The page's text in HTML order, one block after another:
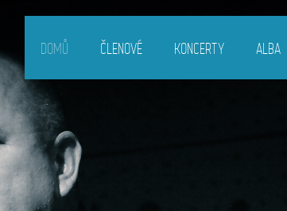
DOMŮ ČLENOVÉ KONCERTY ALBA